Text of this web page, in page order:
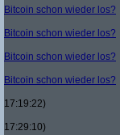
Bitcoin schon wieder los?
Bitcoin schon wieder los?
Bitcoin schon wieder los?
Bitcoin schon wieder los?
17:19:22)
17:29:10)